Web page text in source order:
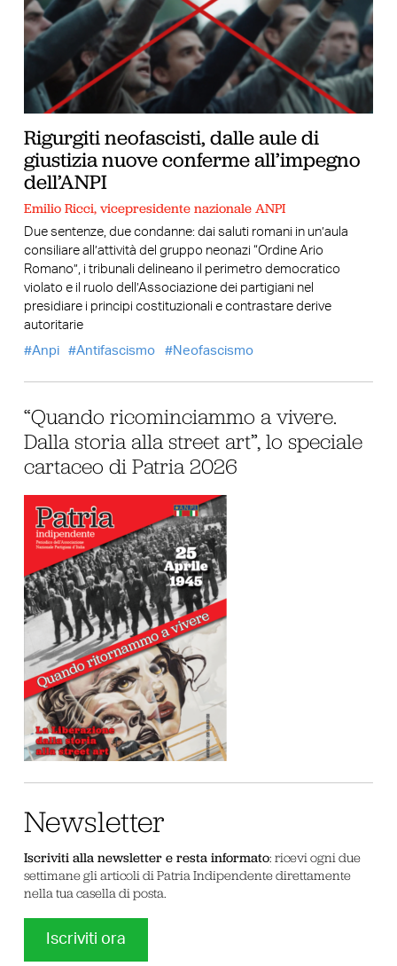
Rigurgiti neofascisti, dalle aule di
giustizia nuove conferme all’impegno
dell’ANPI
Emilio Ricci, vicepresidente nazionale ANPI
Due sentenze, due condanne: dai saluti romani in un’aula
consiliare all’attività del gruppo neonazi “Ordine Ario
Romano”, i tribunali delineano il perimetro democratico
violato e il ruolo dell’Associazione dei partigiani nel
presidiare i principi costituzionali e contrastare derive
autoritarie
Anpi
Antifascismo Neofascismo
“Quando ricominciammo a vivere.
Dalla storia alla street art”, lo speciale
cartaceo di Patria 2026
Newsletter
Iscriviti alla newsletter e resta informato: ricevi ogni due
settimane gli articoli di Patria Indipendente direttamente
nella tua casella di posta.
Iscriviti ora